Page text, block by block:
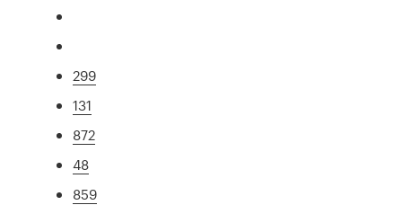
299
131
872
48
859